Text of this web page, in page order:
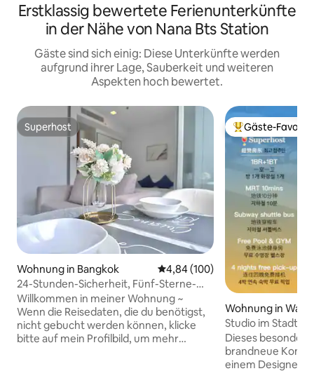
Erstklassig bewertete Ferienunterkünfte
in der Nähe von Nana Bts Station
Gäste sind sich einig: Diese Unterkünfte werden
aufgrund ihrer Lage, Sauberkeit und weiteren
Aspekten hoch bewertet.
Superhost
Superhost
Wohnung in Bangkok Durchschnittliche Bewertung:
4,84 (100)
24-Stunden-Sicherheit, Fünf-Sterne-
High-End-Wohnung/Sukhumvit Road,
Zentrum von Bangkok/in der Nähe von
Siam, Viergesicht-Buddha/21 Terminal
NANA BTS
Willkommen in meiner Wohnung ~
Wenn die Reisedaten, die du benötigst,
nicht gebucht werden können, klicke
bitte auf mein Profilbild, um mehr
Beliebter Gäste-
Gäste-Favorit
Wohnung in
Studio im
U-Bahn/Hohe
Geschäftsviertel/
Shuttleservice/
Dieses
brandneue
einem Designer